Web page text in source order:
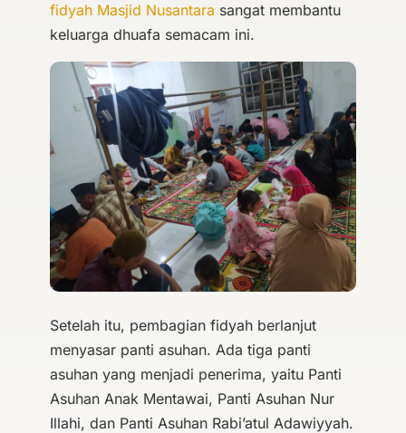
fidyah Masjid Nusantara sangat membantu
keluarga dhuafa semacam ini.
Setelah itu, pembagian fidyah berlanjut
menyasar panti asuhan. Ada tiga panti
asuhan yang menjadi penerima, yaitu Panti
Asuhan Anak Mentawai, Panti Asuhan Nur
Illahi, dan Panti Asuhan Rabi’atul Adawiyyah.